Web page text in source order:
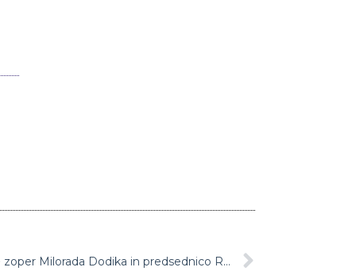
Velika Britanija razglasila sankcije zoper Milorada Dodika in predsednico Republike Srbske